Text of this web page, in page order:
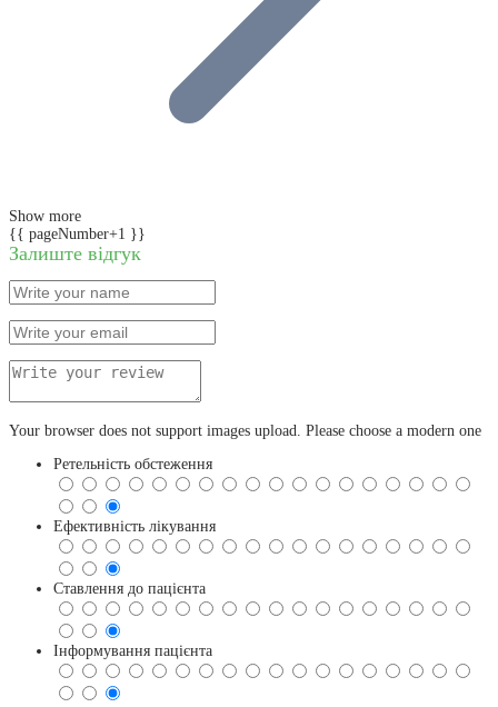
Show more
{{ pageNumber+1 }}
Залиште відгук
Your browser does not support images upload. Please choose a modern one
Ретельність обстеження
Ефективність лікування
Ставлення до пацієнта
Інформування пацієнта